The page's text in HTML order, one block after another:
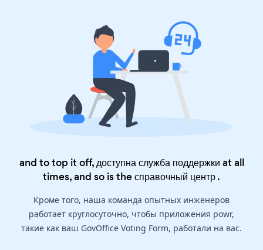
and to top it off, доступна служба поддержки at all
times, and so is theсправочный центр.
Кроме того, наша команда опытных инженеров
работает круглосуточно, чтобы приложения powr,
такие как ваш GovOffice Voting Form, работали на вас.